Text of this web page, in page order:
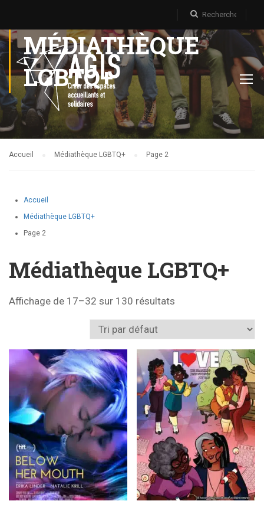
MÉDIATHÈQUE
LGBTQ+
Accueil Médiathèque LGBTQ+ Page 2
Accueil
Médiathèque LGBTQ+
Page 2
Médiathèque LGBTQ+
Affichage de 17–32 sur 130 résultats